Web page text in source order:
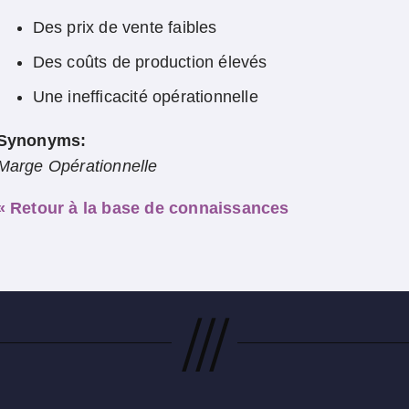
Des prix de vente faibles
Des coûts de production élevés
Une inefficacité opérationnelle
Opérationnelle
Retour à la base de connaissances
///